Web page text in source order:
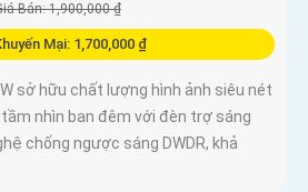
Bán: 1,900,000 ₫
Mại: 1,700,000 ₫
sở hữu chất lượng hình ảnh siêu nét
tầm nhìn ban đêm với đèn trợ sáng
chống ngược sáng DWDR, khả